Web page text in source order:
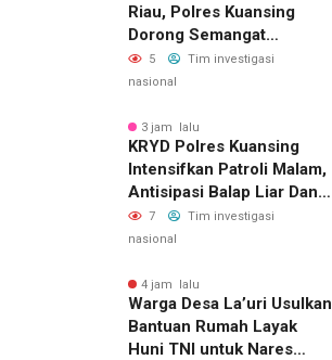
Riau, Polres Kuansing
Dorong Semangat
Bersama Jaga Lingkungan
Dan Marwah Bumi Melayu
5
Tim investigasi
nasional
3 jam lalu
KRYD Polres Kuansing
Intensifkan Patroli Malam,
Antisipasi Balap Liar Dan
Gangguan Kamtibmas
7
Tim investigasi
nasional
4 jam lalu
Warga Desa La’uri Usulkan
Bantuan Rumah Layak
Huni TNI untuk Nares